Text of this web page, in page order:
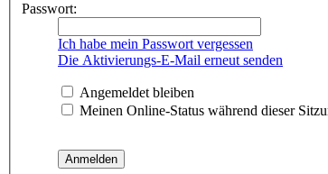
Passwort:
Ich habe mein Passwort vergessen
Die Aktivierungs-E-Mail erneut senden
Angemeldet bleiben
Meinen Online-Status während dieser